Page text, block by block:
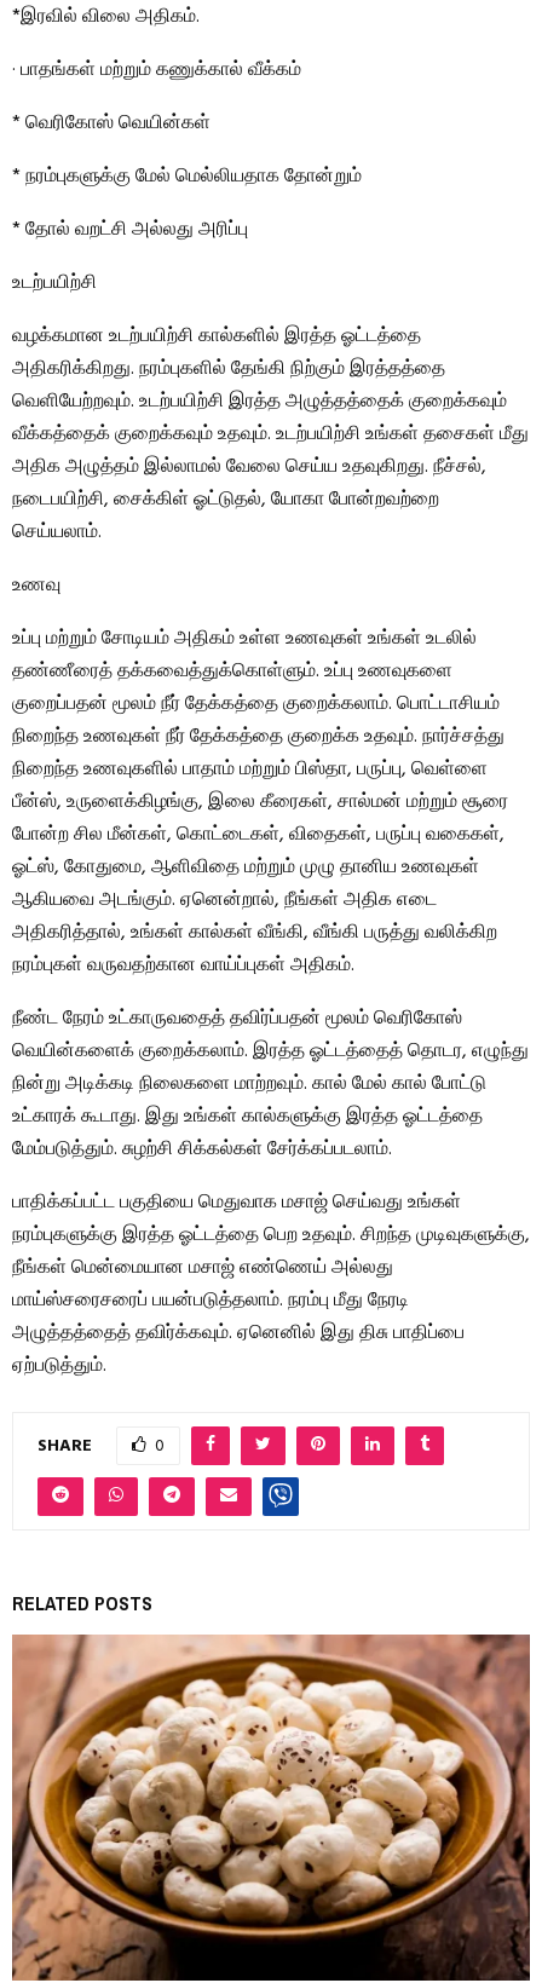
*இரவில் விலை அதிகம்.
· பாதங்கள் மற்றும் கணுக்கால் வீக்கம்
* வெரிகோஸ் வெயின்கள்
* நரம்புகளுக்கு மேல் மெல்லியதாக தோன்றும்
* தோல் வறட்சி அல்லது அரிப்பு
உடற்பயிற்சி
வழக்கமான உடற்பயிற்சி கால்களில் இரத்த ஓட்டத்தை
அதிகரிக்கிறது. நரம்புகளில் தேங்கி நிற்கும் இரத்தத்தை
வெளியேற்றவும். உடற்பயிற்சி இரத்த அழுத்தத்தைக் குறைக்கவும்
வீக்கத்தைக் குறைக்கவும் உதவும். உடற்பயிற்சி உங்கள் தசைகள் மீது
அதிக அழுத்தம் இல்லாமல் வேலை செய்ய உதவுகிறது. நீச்சல்,
நடைபயிற்சி, சைக்கிள் ஓட்டுதல், யோகா போன்றவற்றை
செய்யலாம்.
உணவு
உப்பு மற்றும் சோடியம் அதிகம் உள்ள உணவுகள் உங்கள் உடலில்
தண்ணீரைத் தக்கவைத்துக்கொள்ளும். உப்பு உணவுகளை
குறைப்பதன் மூலம் நீர் தேக்கத்தை குறைக்கலாம். பொட்டாசியம்
நிறைந்த உணவுகள் நீர் தேக்கத்தை குறைக்க உதவும். நார்ச்சத்து
நிறைந்த உணவுகளில் பாதாம் மற்றும் பிஸ்தா, பருப்பு, வெள்ளை
பீன்ஸ், உருளைக்கிழங்கு, இலை கீரைகள், சால்மன் மற்றும் சூரை
போன்ற சில மீன்கள், கொட்டைகள், விதைகள், பருப்பு வகைகள்,
ஓட்ஸ், கோதுமை, ஆளிவிதை மற்றும் முழு தானிய உணவுகள்
ஆகியவை அடங்கும். ஏனென்றால், நீங்கள் அதிக எடை
அதிகரித்தால், உங்கள் கால்கள் வீங்கி, வீங்கி பருத்து வலிக்கிற
நரம்புகள் வருவதற்கான வாய்ப்புகள் அதிகம்.
நீண்ட நேரம் உட்காருவதைத் தவிர்ப்பதன் மூலம் வெரிகோஸ்
வெயின்களைக் குறைக்கலாம். இரத்த ஓட்டத்தைத் தொடர, எழுந்து
நின்று அடிக்கடி நிலைகளை மாற்றவும். கால் மேல் கால் போட்டு
உட்காரக் கூடாது. இது உங்கள் கால்களுக்கு இரத்த ஓட்டத்தை
மேம்படுத்தும். சுழற்சி சிக்கல்கள் சேர்க்கப்படலாம்.
பாதிக்கப்பட்ட பகுதியை மெதுவாக மசாஜ் செய்வது உங்கள்
நரம்புகளுக்கு இரத்த ஓட்டத்தை பெற உதவும். சிறந்த முடிவுகளுக்கு,
நீங்கள் மென்மையான மசாஜ் எண்ணெய் அல்லது
மாய்ஸ்சரைசரைப் பயன்படுத்தலாம். நரம்பு மீது நேரடி
அழுத்தத்தைத் தவிர்க்கவும். ஏனெனில் இது திசு பாதிப்பை
ஏற்படுத்தும்.
SHARE 0
RELATED POSTS